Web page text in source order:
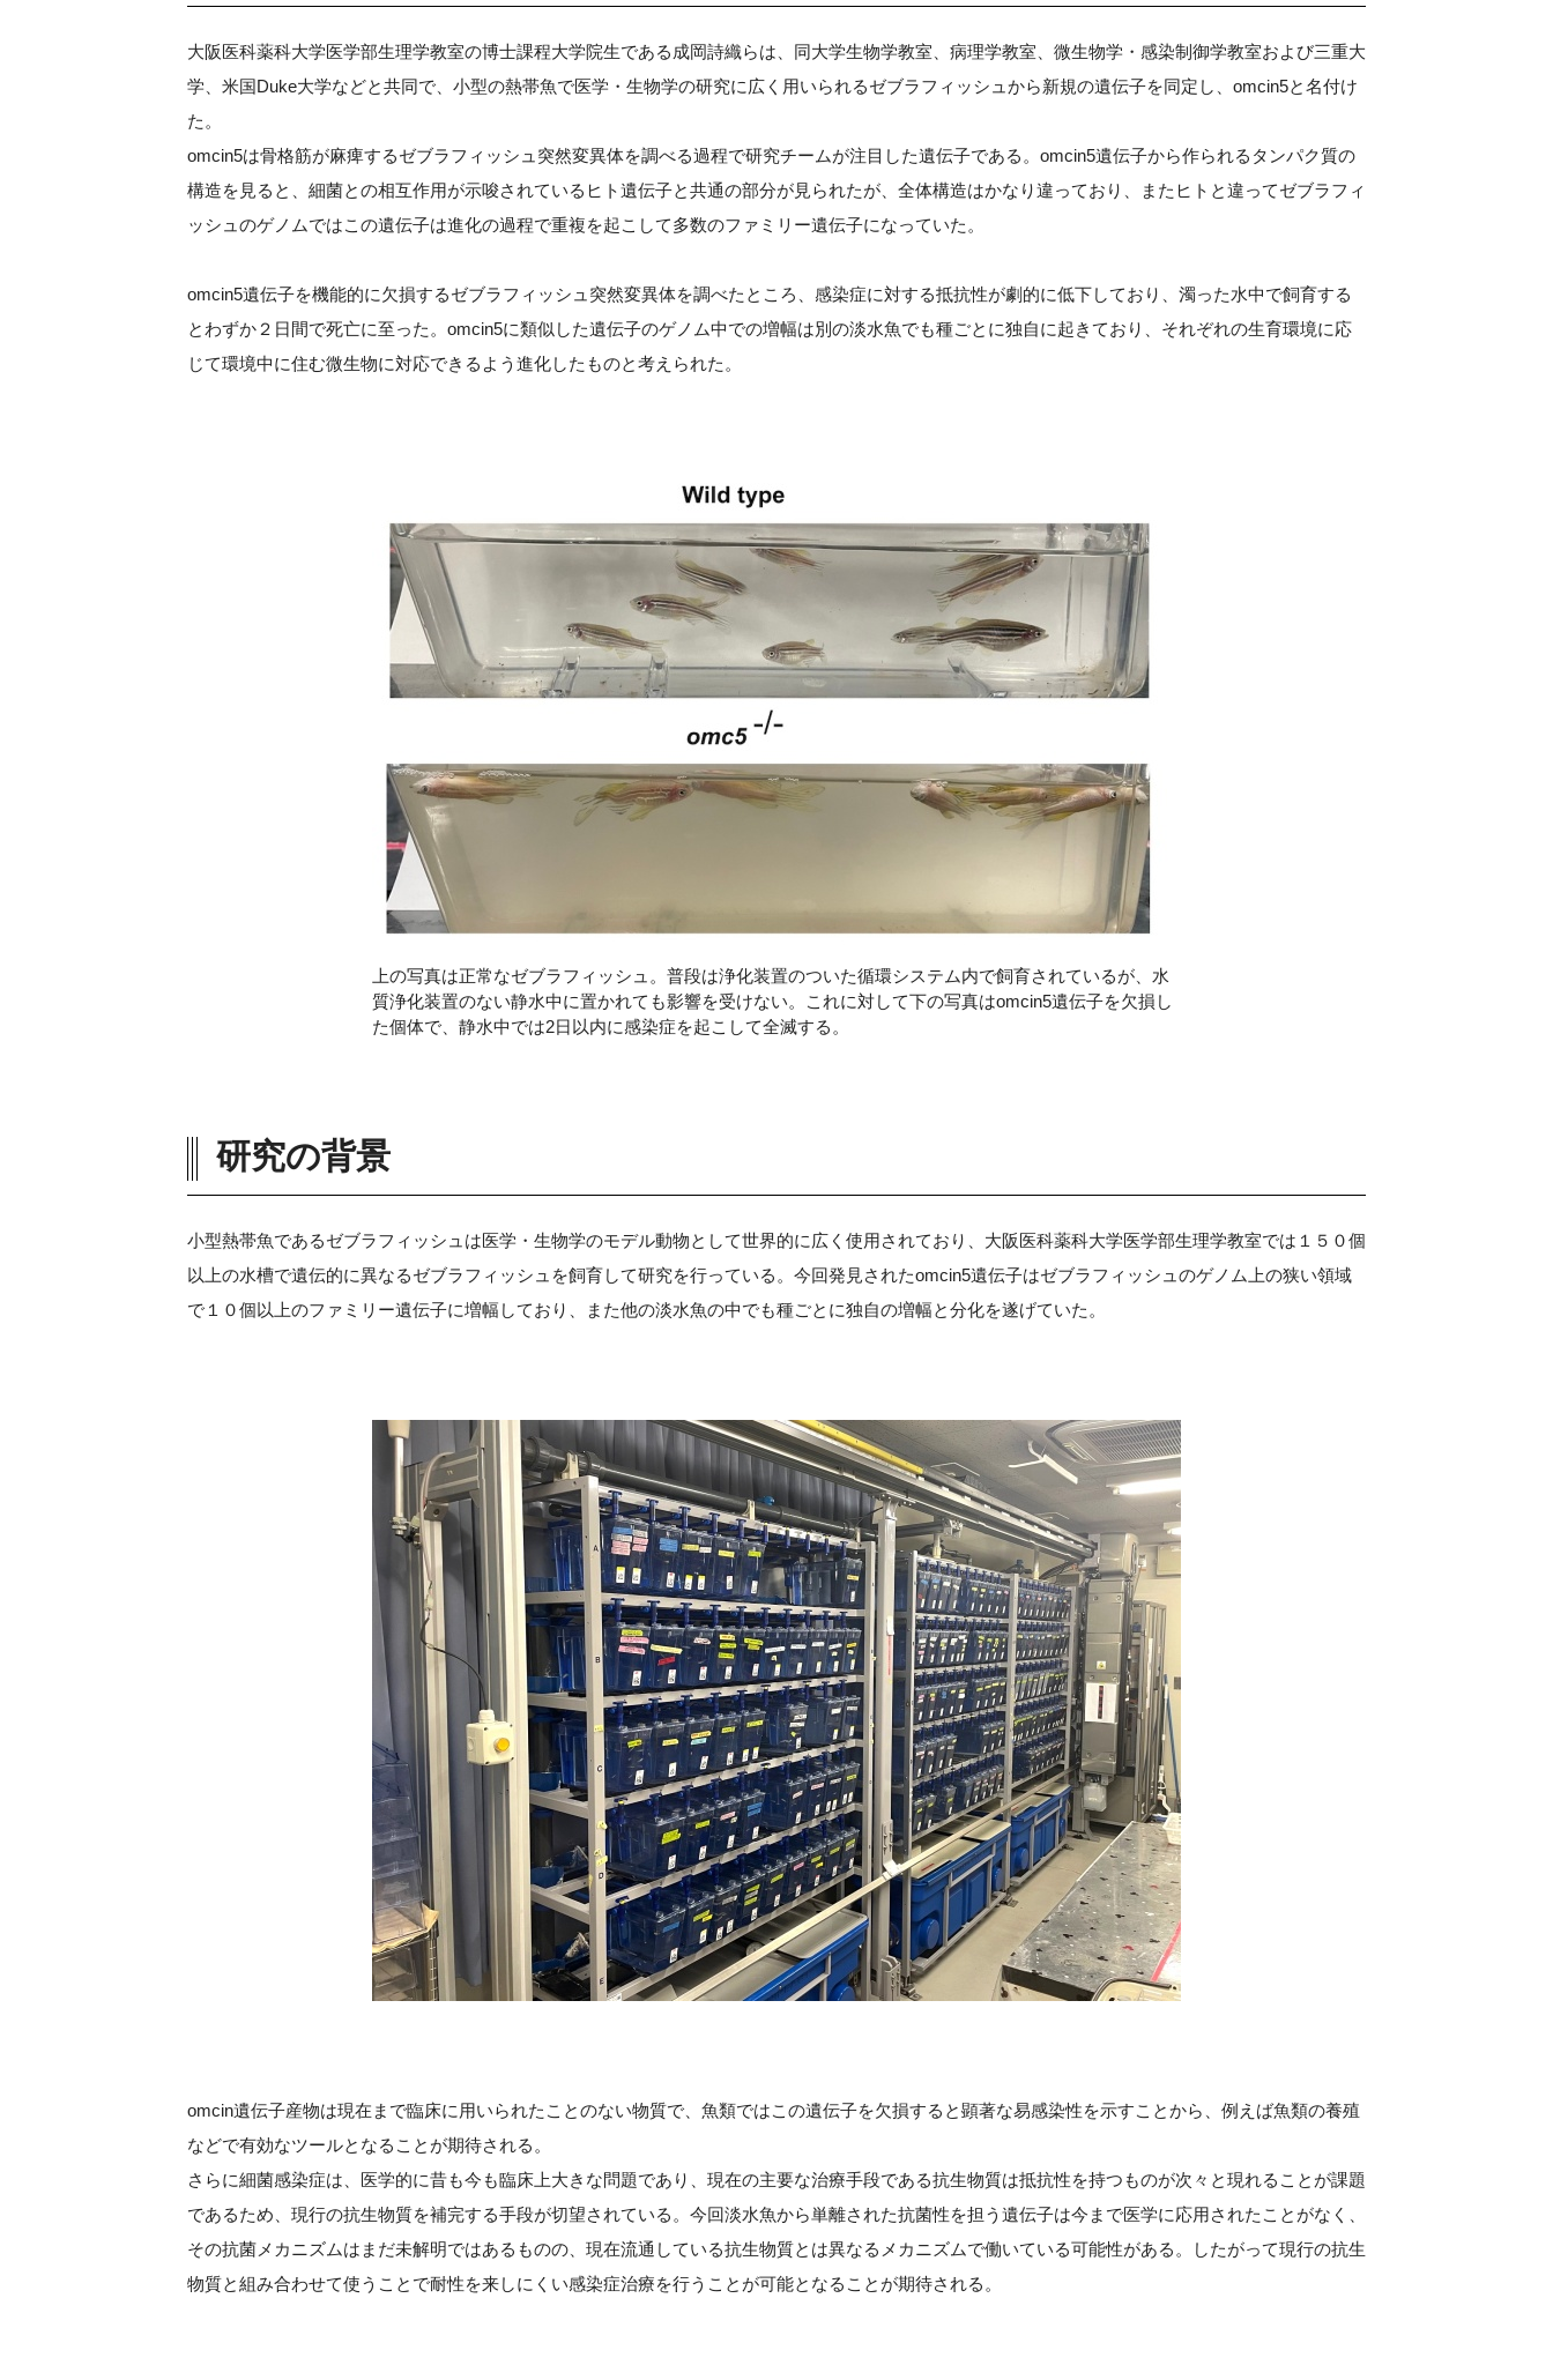
大阪医科薬科大学医学部生理学教室の博士課程大学院生である成岡詩織らは、同大学生物学教室、病理学教室、微生物学・感染制御学教室および三重大
学、米国Duke大学などと共同で、小型の熱帯魚で医学・生物学の研究に広く用いられるゼブラフィッシュから新規の遺伝子を同定し、omcin5と名付け
た。
omcin5は骨格筋が麻痺するゼブラフィッシュ突然変異体を調べる過程で研究チームが注目した遺伝子である。omcin5遺伝子から作られるタンパク質の
構造を見ると、細菌との相互作用が示唆されているヒト遺伝子と共通の部分が見られたが、全体構造はかなり違っており、またヒトと違ってゼブラフィ
ッシュのゲノムではこの遺伝子は進化の過程で重複を起こして多数のファミリー遺伝子になっていた。
omcin5遺伝子を機能的に欠損するゼブラフィッシュ突然変異体を調べたところ、感染症に対する抵抗性が劇的に低下しており、濁った水中で飼育する
とわずか２日間で死亡に至った。omcin5に類似した遺伝子のゲノム中での増幅は別の淡水魚でも種ごとに独自に起きており、それぞれの生育環境に応
じて環境中に住む微生物に対応できるよう進化したものと考えられた。
上の写真は正常なゼブラフィッシュ。普段は浄化装置のついた循環システム内で飼育されているが、水
質浄化装置のない静水中に置かれても影響を受けない。これに対して下の写真はomcin5遺伝子を欠損し
た個体で、静水中では2日以内に感染症を起こして全滅する。
研究の背景
小型熱帯魚であるゼブラフィッシュは医学・生物学のモデル動物として世界的に広く使用されており、大阪医科薬科大学医学部生理学教室では１５０個
以上の水槽で遺伝的に異なるゼブラフィッシュを飼育して研究を行っている。今回発見されたomcin5遺伝子はゼブラフィッシュのゲノム上の狭い領域
で１０個以上のファミリー遺伝子に増幅しており、また他の淡水魚の中でも種ごとに独自の増幅と分化を遂げていた。
omcin遺伝子産物は現在まで臨床に用いられたことのない物質で、魚類ではこの遺伝子を欠損すると顕著な易感染性を示すことから、例えば魚類の養殖
などで有効なツールとなることが期待される。
さらに細菌感染症は、医学的に昔も今も臨床上大きな問題であり、現在の主要な治療手段である抗生物質は抵抗性を持つものが次々と現れることが課題
であるため、現行の抗生物質を補完する手段が切望されている。今回淡水魚から単離された抗菌性を担う遺伝子は今まで医学に応用されたことがなく、
その抗菌メカニズムはまだ未解明ではあるものの、現在流通している抗生物質とは異なるメカニズムで働いている可能性がある。したがって現行の抗生
物質と組み合わせて使うことで耐性を来しにくい感染症治療を行うことが可能となることが期待される。